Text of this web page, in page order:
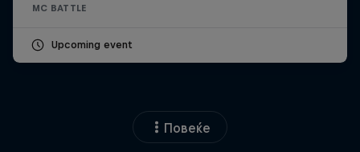
MC BATTLE
Upcoming event
Повеќе